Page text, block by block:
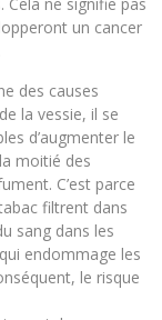
un cancer
des causes
la vessie, il se
d’augmenter le
moitié des
C’est parce
filtrent dans
sang dans les
endommage les
le risque